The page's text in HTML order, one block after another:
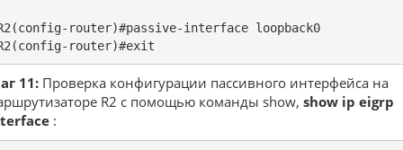
router)#passive-interface loopback0
router)#exit
11: Проверка конфигурации пассивного интерфейса на
R2 с помощью команды show, show ip eigrp
: